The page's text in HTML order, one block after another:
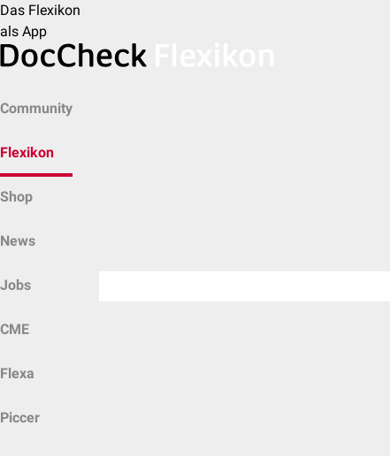
Das Flexikon
als App
Community
Flexikon
Shop
News
Jobs
CME
Flexa
Piccer